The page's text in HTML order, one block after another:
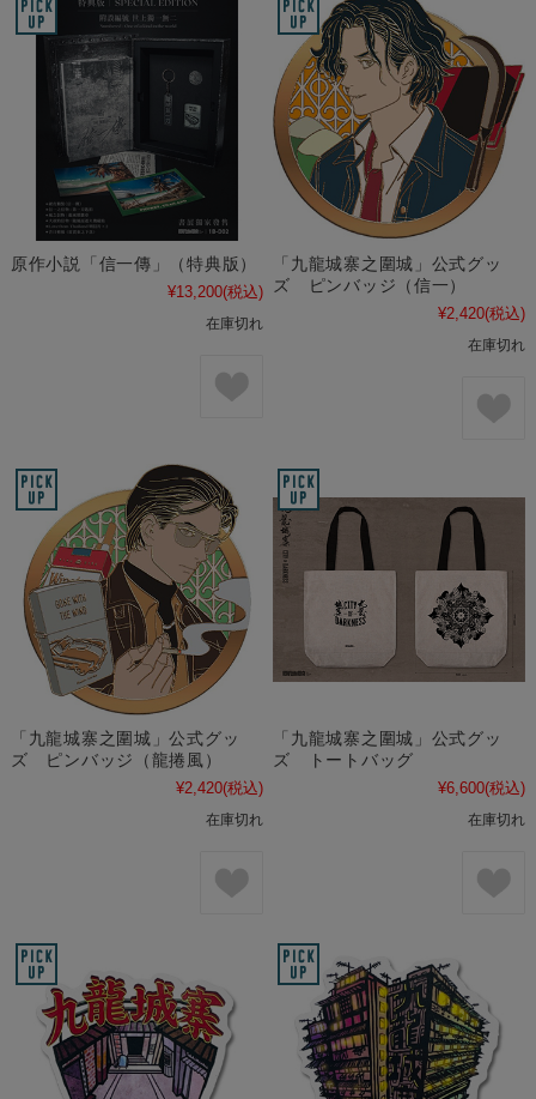
原作小説「信一傳」（特典版）
¥13,200(税込)
在庫切れ
「九龍城寨之圍城」公式グッ
ズ ピンバッジ（信一）
¥2,420(税込)
在庫切れ
「九龍城寨之圍城」公式グッ
ズ ピンバッジ（龍捲風）
¥2,420(税込)
在庫切れ
「九龍城寨之圍城」公式グッ
ズ トートバッグ
¥6,600(税込)
在庫切れ